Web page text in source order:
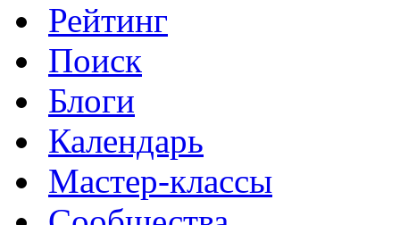
Рейтинг
Поиск
Блоги
Календарь
Мастер-классы